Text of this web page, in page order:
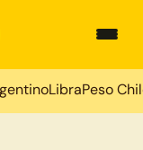
LibraPeso